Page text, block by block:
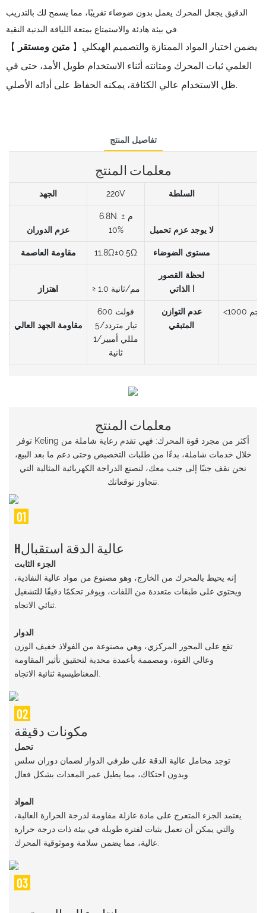
الدقيق يجعل المحرك يعمل بدون ضوضاء تقريبًا، مما يسمح لك بالتدريب
【
】يضمن اختيار المواد الممتازة والتصميم الهيكلي
العلمي ثبات المحرك ومتانته أثناء الاستخدام طويل الأمد، حتى في
ظل الاستخدام عالي الكثافة، يمكنه الحفاظ على أدائه الأصلي.
تفاصيل المنتج
معلمات المنتج
الجهد 220V السلطة
6.8N. م ±
10%
لا يوجد عزم تحميل
مقاومة العاصمة 11.8Ω±0.5Ω مستوى الضوضاء
لحظة القصور
600 فولت
تيار متردد/5
مللي أمبير/1
ثانية
عدم التوازن
المتبقي
معلمات المنتج
توفر Keling أكثر من مجرد قوة المحرك: فهي تقدم رعاية شاملة من
خلال خدمات شاملة، بدءًا من طلبات التخصيص وحتى دعم ما بعد البيع،
نحن نقف جنبًا إلى جنب معك، لنصنع الدراجة الكهربائية المثالية التي
تتجاوز توقعاتك.
01
Hعالية الدقة استقبال
الجزء الثابت
إنه يحيط بالمحرك من الخارج، وهو مصنوع من مواد عالية النفاذية،
ويحتوي على طبقات متعددة من اللفات، ويوفر تحكمًا دقيقًا للتشغيل
ثنائي الاتجاه.
الدوار
تقع على المحور المركزي، وهي مصنوعة من الفولاذ خفيف الوزن
وعالي القوة، ومصممة بأعمدة محدبة لتحقيق تأثير المقاومة
المغناطيسية ثنائية الاتجاه.
02
مكونات دقيقة
تحمل
توجد محامل عالية الدقة على طرفي الدوار لضمان دوران سلس
المواد
يعتمد الجزء المتعرج على مادة عازلة مقاومة لدرجة الحرارة العالية،
والتي يمكن أن تعمل بثبات لفترة طويلة في بيئة ذات درجة حرارة
03